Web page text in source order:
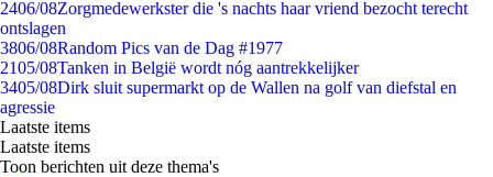
2406/08Zorgmedewerkster die 's nachts haar vriend bezocht terecht
ontslagen
3806/08Random Pics van de Dag #1977
2105/08Tanken in België wordt nóg aantrekkelijker
3405/08Dirk sluit supermarkt op de Wallen na golf van diefstal en
agressie
Laatste items
Laatste items
Toon berichten uit deze thema's